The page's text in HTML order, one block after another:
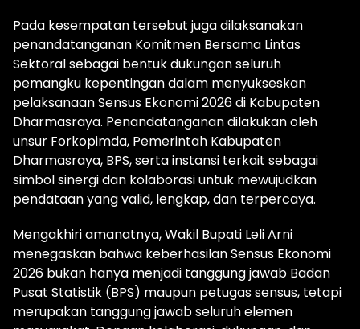
Pada kesempatan tersebut juga dilaksanakan
penandatanganan Komitmen Bersama Lintas
Sektoral sebagai bentuk dukungan seluruh
pemangku kepentingan dalam menyukseskan
pelaksanaan Sensus Ekonomi 2026 di Kabupaten
Dharmasraya. Penandatanganan dilakukan oleh
unsur Forkopimda, Pemerintah Kabupaten
Dharmasraya, BPS, serta instansi terkait sebagai
simbol sinergi dan kolaborasi untuk mewujudkan
pendataan yang valid, lengkap, dan terpercaya.
Mengakhiri amanatnya, Wakil Bupati Leli Arni
menegaskan bahwa keberhasilan Sensus Ekonomi
2026 bukan hanya menjadi tanggung jawab Badan
Pusat Statistik (BPS) maupun petugas sensus, tetapi
merupakan tanggung jawab seluruh elemen